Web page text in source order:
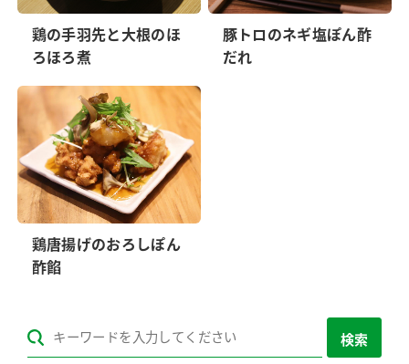
鶏の手羽先と大根のほ
ろほろ煮
豚トロのネギ塩ぽん酢
だれ
鶏唐揚げのおろしぽん
酢餡
検索